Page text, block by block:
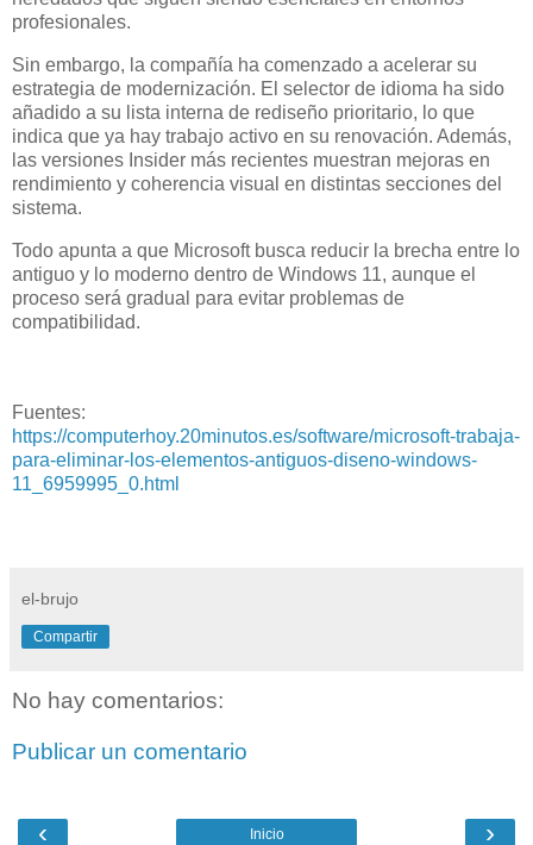
profesionales.
Sin embargo, la compañía ha comenzado a acelerar su
estrategia de modernización. El selector de idioma ha sido
añadido a su lista interna de rediseño prioritario, lo que
indica que ya hay trabajo activo en su renovación. Además,
las versiones Insider más recientes muestran mejoras en
rendimiento y coherencia visual en distintas secciones del
sistema.
Todo apunta a que Microsoft busca reducir la brecha entre lo
antiguo y lo moderno dentro de Windows 11, aunque el
proceso será gradual para evitar problemas de
compatibilidad.
Fuentes:
https://computerhoy.20minutos.es/software/microsoft-trabaja-
para-eliminar-los-elementos-antiguos-diseno-windows-
11_6959995_0.html
el-brujo
Compartir
No hay comentarios:
Publicar un comentario
‹ ›
Inicio